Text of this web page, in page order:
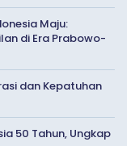
Maju:
di Era Prabowo-
dan Kepatuhan
50 Tahun, Ungkap